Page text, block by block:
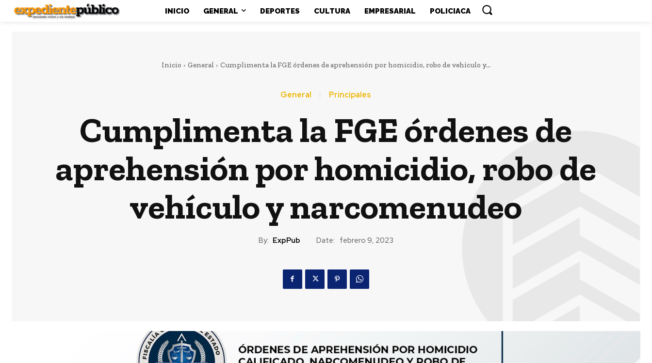
INICIO GENERAL DEPORTES CULTURA EMPRESARIAL POLICIACA
Inicio General Cumplimenta la FGE órdenes de aprehensión por homicidio, robo de vehículo y...
General Principales
Cumplimenta la FGE órdenes de
aprehensión por homicidio, robo de
vehículo y narcomenudeo
By: ExpPub Date: febrero 9, 2023